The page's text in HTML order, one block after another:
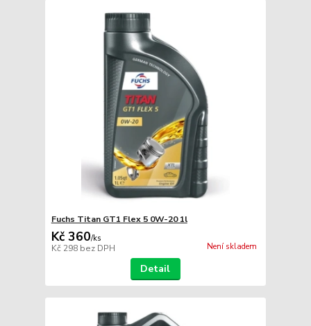
Fuchs Titan GT1 Flex 5 0W-20 1l
Kč 360/ks
Kč 298 bez DPH Není skladem
Detail